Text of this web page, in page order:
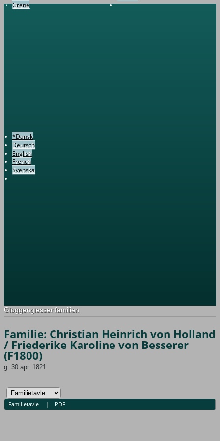
Grene
*Dansk
Deutsch
English
French
Svenska
Gloggengiesser familien
Familie: Christian Heinrich von Holland
/ Friederike Karoline von Besserer
(F1800)
g. 30 apr. 1821
Familietavle | PDF